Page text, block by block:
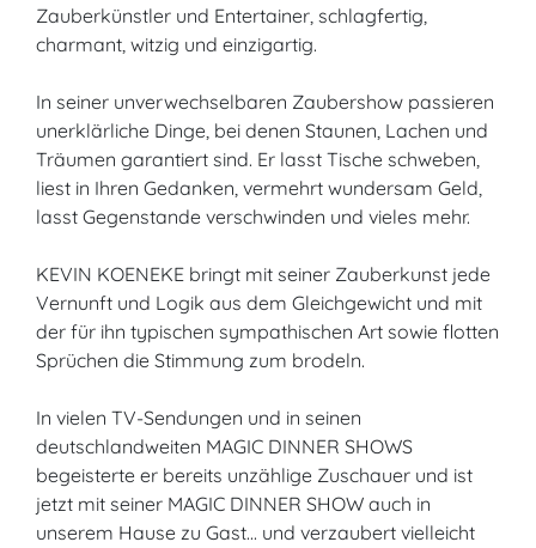
Zauberkünstler und Entertainer, schlagfertig,
charmant, witzig und einzigartig.
In seiner unverwechselbaren Zaubershow passieren
unerklärliche Dinge, bei denen Staunen, Lachen und
Träumen garantiert sind. Er lasst Tische schweben,
liest in Ihren Gedanken, vermehrt wundersam Geld,
lasst Gegenstande verschwinden und vieles mehr.
KEVIN KOENEKE bringt mit seiner Zauberkunst jede
Vernunft und Logik aus dem Gleichgewicht und mit
der für ihn typischen sympathischen Art sowie flotten
Sprüchen die Stimmung zum brodeln.
In vielen TV-Sendungen und in seinen
deutschlandweiten MAGIC DINNER SHOWS
begeisterte er bereits unzählige Zuschauer und ist
jetzt mit seiner MAGIC DINNER SHOW auch in
unserem Hause zu Gast... und verzaubert vielleicht